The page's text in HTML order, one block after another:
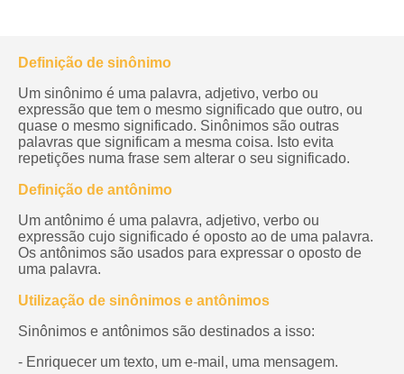
Definição de sinônimo
Um sinônimo é uma palavra, adjetivo, verbo ou
expressão que tem o mesmo significado que outro, ou
quase o mesmo significado. Sinônimos são outras
palavras que significam a mesma coisa. Isto evita
repetições numa frase sem alterar o seu significado.
Definição de antônimo
Um antônimo é uma palavra, adjetivo, verbo ou
expressão cujo significado é oposto ao de uma palavra.
Os antônimos são usados para expressar o oposto de
uma palavra.
Utilização de sinônimos e antônimos
Sinônimos e antônimos são destinados a isso:
- Enriquecer um texto, um e-mail, uma mensagem.